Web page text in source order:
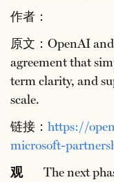
作者：
原文：OpenAI
agreement that
term clarity, and
scale.
链接： https://
microsoft-
观
The next